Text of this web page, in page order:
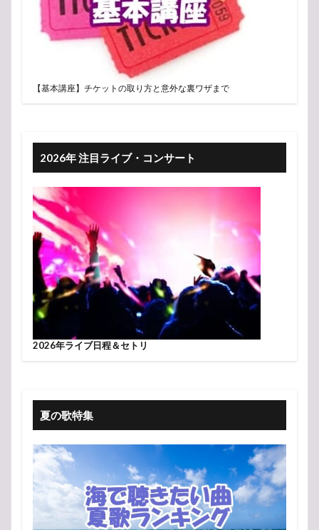
【基本講座】チケットの取り方と意外な裏ワザまで
2026年 注目ライブ・コンサート
2026年ライブ日程＆セトリ
夏の歌特集